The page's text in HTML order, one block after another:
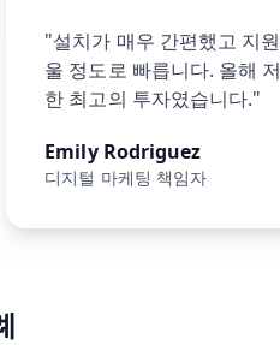
"설치가 매우 간편했고 지
울 정도로 빠릅니다. 올해
한 최고의 투자였습니다."
Emily Rodriguez
디지털 마케팅 책임자